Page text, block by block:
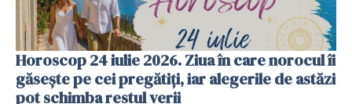
Horoscop 24 iulie 2026. Ziua în care norocul îi
găsește pe cei pregătiți, iar alegerile de astăzi
pot schimba restul verii